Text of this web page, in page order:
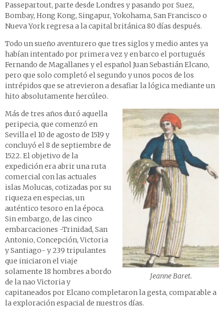
Passepartout, parte desde Londres y pasando por Suez,
Bombay, Hong Kong, Singapur, Yokohama, San Francisco o
Nueva York regresa a la capital británica 80 días después.
Todo un sueño aventurero que tres siglos y medio antes ya
habían intentado por primera vez y en barco el portugués
Fernando de Magallanes y el español Juan Sebastián Elcano,
pero que solo completó el segundo y unos pocos de los
intrépidos que se atrevieron a desafiar la lógica mediante un
hito absolutamente hercúleo.
Jeanne Baret.
Más de tres años duró aquella
peripecia, que comenzó en
Sevilla el 10 de agosto de 1519 y
concluyó el 8 de septiembre de
1522. El objetivo de la
expedición era abrir una ruta
comercial con las actuales
islas Molucas, cotizadas por su
riqueza en especias, un
auténtico tesoro en la época.
Sin embargo, de las cinco
embarcaciones -Trinidad, San
Antonio, Concepción, Victoria
y Santiago- y 239 tripulantes
que iniciaron el viaje
solamente 18 hombres a bordo
de la nao Victoria y
capitaneados por Elcano completaron la gesta, comparable a
la exploración espacial de nuestros días.